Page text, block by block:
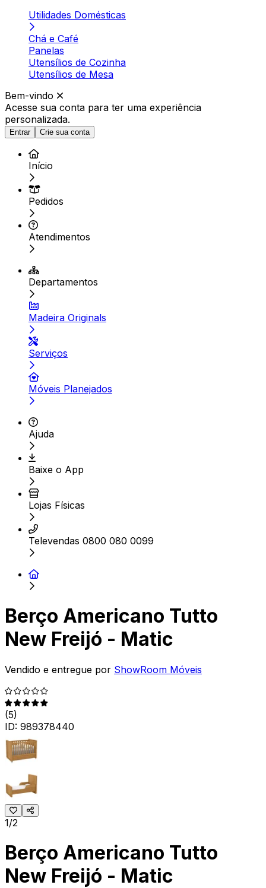
Utilidades Domésticas
Chá e Café
Panelas
Utensílios de Cozinha
Utensílios de Mesa
Bem-vindo
Acesse sua conta para ter uma experiência
personalizada.
Entrar Crie sua conta
Início
Pedidos
Atendimentos
Departamentos
Madeira Originals
Serviços
Móveis Planejados
Ajuda
Baixe o App
Lojas Físicas
Televendas 0800 080 0099
Berço Americano Tutto
New Freijó - Matic
Vendido e entregue por ShowRoom Móveis
(5)
ID: 989378440
1/2
Berço Americano Tutto
New Freijó - Matic